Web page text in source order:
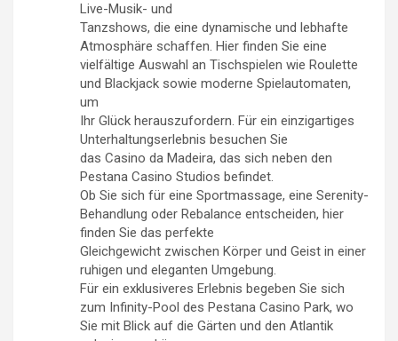
Live-Musik- und
Tanzshows, die eine dynamische und lebhafte
Atmosphäre schaffen. Hier finden Sie eine
vielfältige Auswahl an Tischspielen wie Roulette
und Blackjack sowie moderne Spielautomaten,
um
Ihr Glück herauszufordern. Für ein einzigartiges
Unterhaltungserlebnis besuchen Sie
das Casino da Madeira, das sich neben den
Pestana Casino Studios befindet.
Ob Sie sich für eine Sportmassage, eine Serenity-
Behandlung oder Rebalance entscheiden, hier
finden Sie das perfekte
Gleichgewicht zwischen Körper und Geist in einer
ruhigen und eleganten Umgebung.
Für ein exklusiveres Erlebnis begeben Sie sich
zum Infinity-Pool des Pestana Casino Park, wo
Sie mit Blick auf die Gärten und den Atlantik